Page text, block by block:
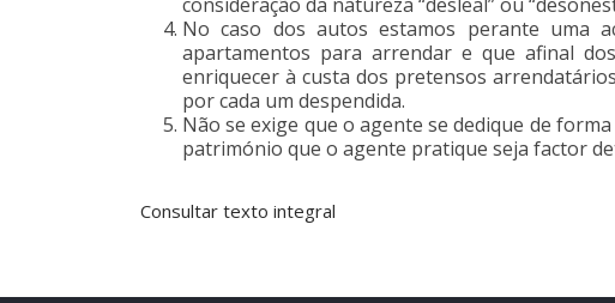
No caso dos autos estamos perante uma
apartamentos para arrendar e que afinal
enriquecer à custa dos pretensos
por cada um despendida.
Não se exige que o agente se dedique de
património que o agente pratique seja factor
Consultar texto integral